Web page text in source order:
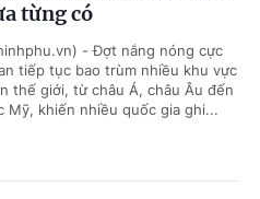
từng có
- Đợt nắng nóng cực
tiếp tục bao trùm nhiều khu vực
thế giới, từ châu Á, châu Âu đến
Mỹ, khiến nhiều quốc gia ghi...